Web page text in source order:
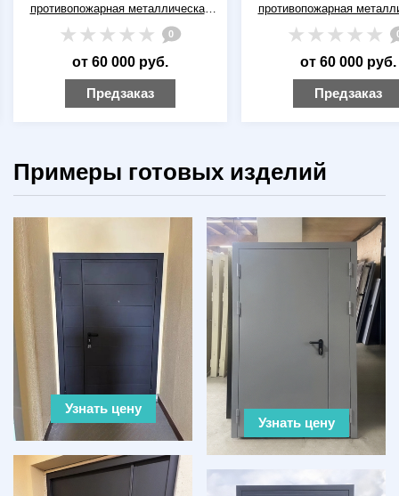
противопожарная металлическая
дверь ДПМ-02 EI-60 RAL 9016
(белая) со стыковочными узлами (4
шт)
0
от 60 000 руб.
Предзаказ
противопожарная
дверь ДПМ(О)-02 EI-60
(серая) с
от 60 000 руб.
Предзаказ
Примеры готовых изделий
Узнать цену
Узнать цену